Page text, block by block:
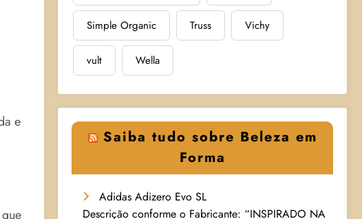
e
Simple Organic Truss Vichy
vult Wella
Saiba tudo sobre Beleza em
Forma
Adidas Adizero Evo SL
Descrição conforme o Fabricante: “INSPIRADO NA